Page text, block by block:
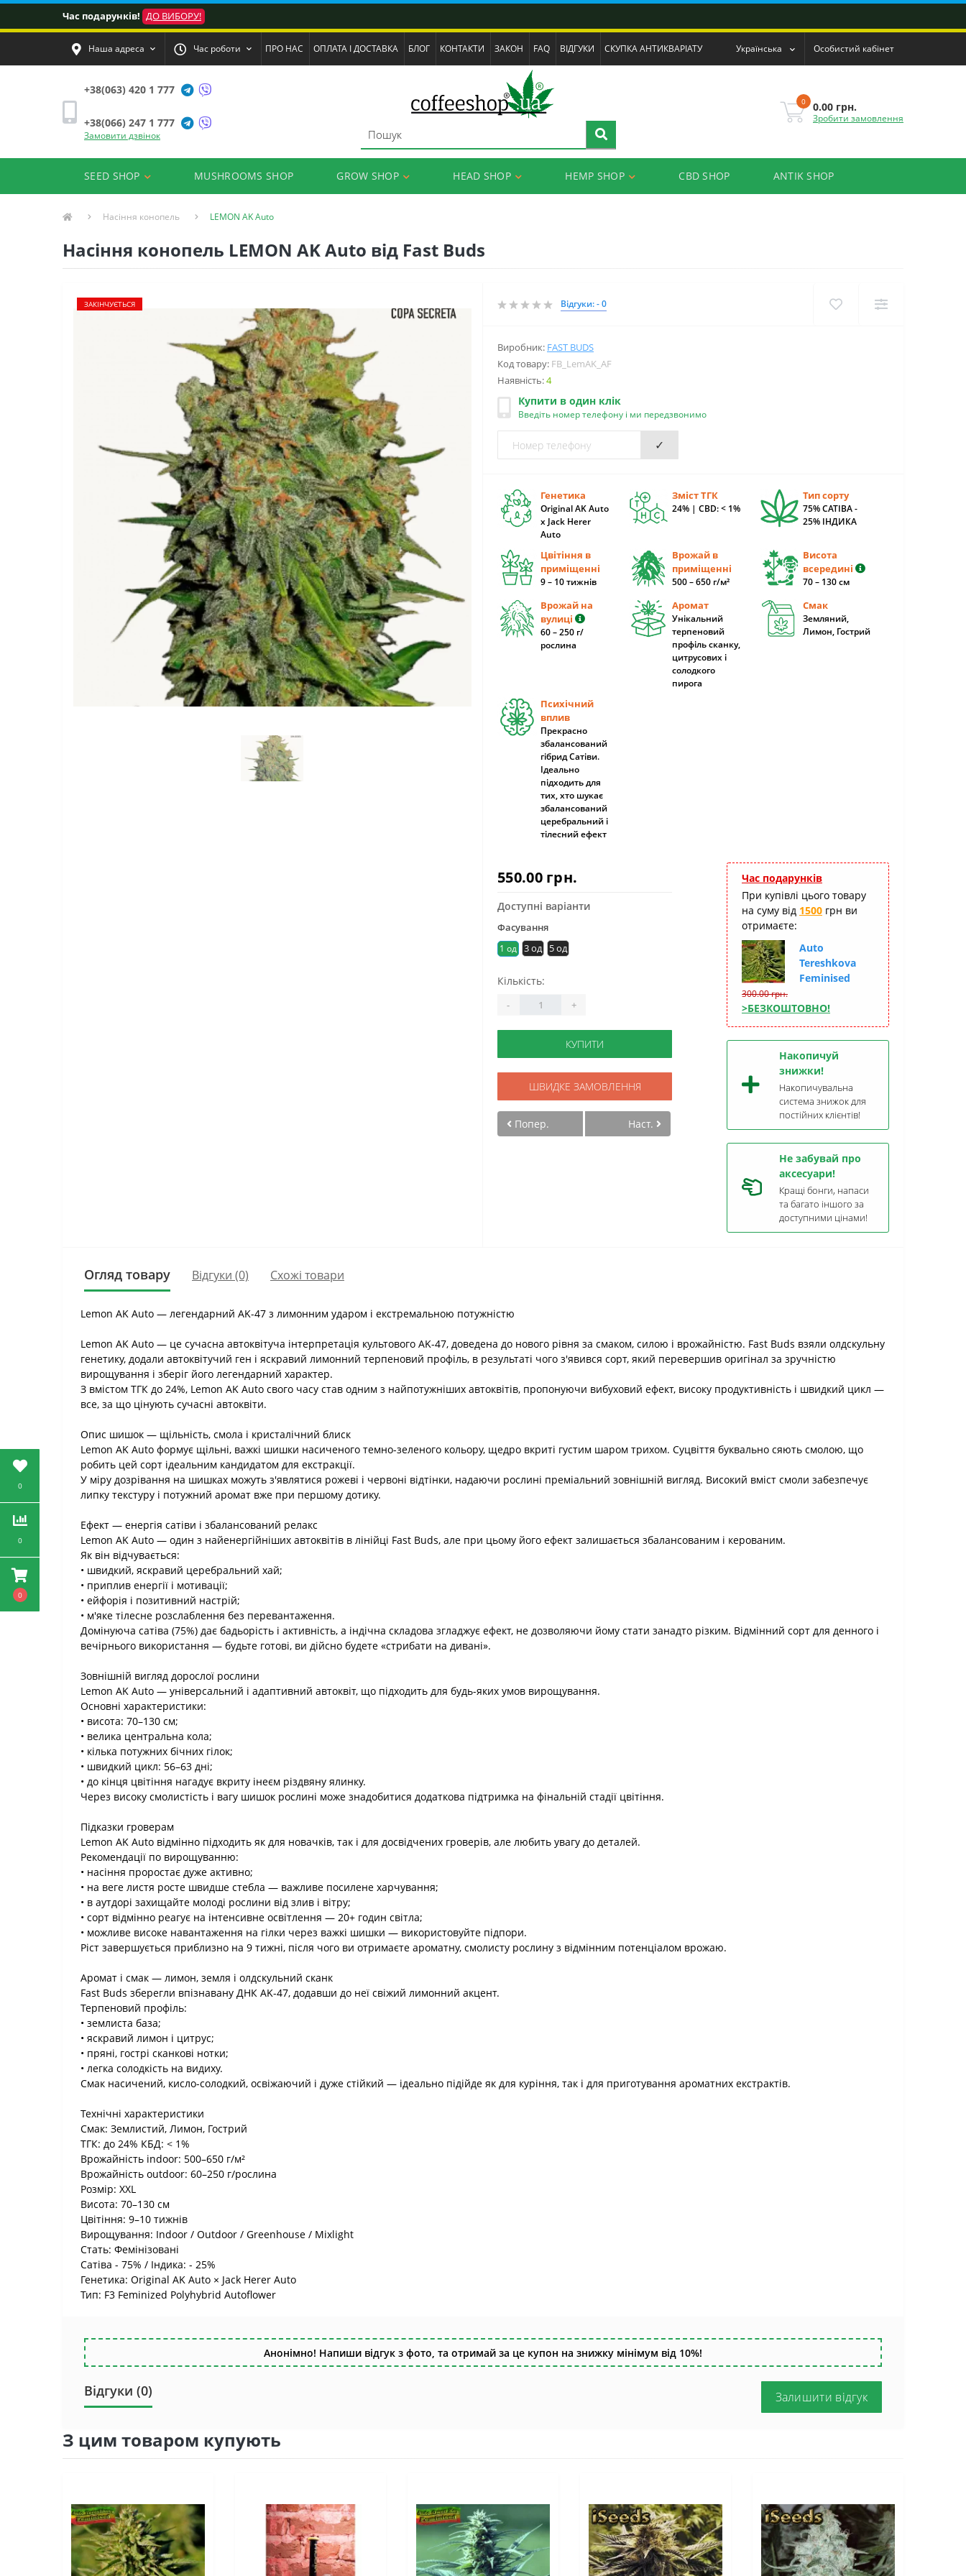
0
0
0
Час подарунків! ДО ВИБОРУ!
Наша адреса Час роботи ПРО НАС ОПЛАТА І ДОСТАВКА БЛОГ КОНТАКТИ ЗАКОН FAQ ВІДГУКИ СКУПКА АНТИКВАРІАТУ Українська Особистий кабінет
+38(063) 420 1 777
+38(066) 247 1 777
Замовити дзвінок
0 0.00 грн.
Зробити замовлення
SEED SHOP MUSHROOMS SHOP GROW SHOP HEAD SHOP HEMP SHOP CBD SHOP ANTIK SHOP
Насіння конопель LEMON AK Auto
Насіння конопель LEMON AK Auto від Fast Buds
ЗАКІНЧУЄТЬСЯ Відгуки: - 0
Виробник: FAST BUDS
Код товару: FB_LemAK_AF
Наявність:4
Купити в один клік
Введіть номер телефону і ми передзвонимо
✓
Генетика
Original AK Auto
x Jack Herer
Auto
Зміст ТГК
24% | CBD: < 1%
Тип сорту
75% САТІВА -
25% ІНДИКА
Цвітіння в
приміщенні
9 – 10 тижнів
Врожай в
приміщенні
500 – 650 г/м²
Висота
всередині
70 – 130 cм
Врожай на
вулиці
60 – 250 г/
рослина
Аромат
Унікальний
терпеновий
профіль сканку,
цитрусових і
солодкого
пирога
Смак
Земляний,
Лимон, Гострий
Психічний
вплив
Прекрасно
збалансований
гібрид Сатіви.
Ідеально
підходить для
тих, хто шукає
збалансований
церебральний і
тілесний ефект
550.00 грн.
Доступні варіанти
Фасування
1 од 3 од 5 од
Кількість:
- +
КУПИТИ
ШВИДКЕ ЗАМОВЛЕННЯ
Попер. Наст.
Час подарунків
При купівлі цього товару
на суму від 1500 грн ви
отримаєте:
Auto
Tereshkova
Feminised
300.00 грн.
>БЕЗКОШТОВНО!
Накопичуй
знижки!
Накопичувальна
система знижок для
постійних клієнтів!
Не забувай про
аксесуари!
Кращі бонги, напаси
та багато іншого за
доступними цінами!
Огляд товару Відгуки (0) Схожі товари
Lemon AK Auto — легендарний AK-47 з лимонним ударом і екстремальною потужністю
Lemon AK Auto — це сучасна автоквітуча інтерпретація культового AK-47, доведена до нового рівня за смаком, силою і врожайністю. Fast Buds взяли олдскульну
генетику, додали автоквітучий ген і яскравий лимонний терпеновий профіль, в результаті чого з'явився сорт, який перевершив оригінал за зручністю
вирощування і зберіг його легендарний характер.
З вмістом ТГК до 24%, Lemon AK Auto свого часу став одним з найпотужніших автоквітів, пропонуючи вибуховий ефект, високу продуктивність і швидкий цикл —
все, за що цінують сучасні автоквіти.
Опис шишок — щільність, смола і кристалічний блиск
Lemon AK Auto формує щільні, важкі шишки насиченого темно-зеленого кольору, щедро вкриті густим шаром трихом. Суцвіття буквально сяють смолою, що
робить цей сорт ідеальним кандидатом для екстракції.
У міру дозрівання на шишках можуть з'являтися рожеві і червоні відтінки, надаючи рослині преміальний зовнішній вигляд. Високий вміст смоли забезпечує
липку текстуру і потужний аромат вже при першому дотику.
Ефект — енергія сатіви і збалансований релакс
Lemon AK Auto — один з найенергійніших автоквітів в лінійці Fast Buds, але при цьому його ефект залишається збалансованим і керованим.
Як він відчувається:
• швидкий, яскравий церебральний хай;
• приплив енергії і мотивації;
• ейфорія і позитивний настрій;
• м'яке тілесне розслаблення без перевантаження.
Домінуюча сатіва (75%) дає бадьорість і активність, а індічна складова згладжує ефект, не дозволяючи йому стати занадто різким. Відмінний сорт для денного і
вечірнього використання — будьте готові, ви дійсно будете «стрибати на дивані».
Зовнішній вигляд дорослої рослини
Lemon AK Auto — універсальний і адаптивний автоквіт, що підходить для будь-яких умов вирощування.
Основні характеристики:
• висота: 70–130 см;
• велика центральна кола;
• кілька потужних бічних гілок;
• швидкий цикл: 56–63 дні;
• до кінця цвітіння нагадує вкриту інеєм різдвяну ялинку.
Через високу смолистість і вагу шишок рослині може знадобитися додаткова підтримка на фінальній стадії цвітіння.
Підказки гроверам
Lemon AK Auto відмінно підходить як для новачків, так і для досвідчених гроверів, але любить увагу до деталей.
Рекомендації по вирощуванню:
• насіння проростає дуже активно;
• на веге листя росте швидше стебла — важливе посилене харчування;
• в аутдорі захищайте молоді рослини від злив і вітру;
• сорт відмінно реагує на інтенсивне освітлення — 20+ годин світла;
• можливе високе навантаження на гілки через важкі шишки — використовуйте підпори.
Ріст завершується приблизно на 9 тижні, після чого ви отримаєте ароматну, смолисту рослину з відмінним потенціалом врожаю.
Аромат і смак — лимон, земля і олдскульний сканк
Fast Buds зберегли впізнавану ДНК AK-47, додавши до неї свіжий лимонний акцент.
Терпеновий профіль:
• землиста база;
• яскравий лимон і цитрус;
• пряні, гострі сканкові нотки;
• легка солодкість на видиху.
Смак насичений, кисло-солодкий, освіжаючий і дуже стійкий — ідеально підійде як для куріння, так і для приготування ароматних екстрактів.
Технічні характеристики
Смак: Землистий, Лимон, Гострий
ТГК: до 24% КБД: < 1%
Врожайність indoor: 500–650 г/м²
Врожайність outdoor: 60–250 г/рослина
Розмір: XXL
Висота: 70–130 см
Цвітіння: 9–10 тижнів
Вирощування: Indoor / Outdoor / Greenhouse / Mixlight
Стать: Фемінізовані
Сатіва - 75% / Індика: - 25%
Генетика: Original AK Auto × Jack Herer Auto
Тип: F3 Feminized Polyhybrid Autoflower
Анонімно! Напиши відгук з фото, та отримай за це купон на знижку мінімум від 10%!
Відгуки (0) Залишити відгук
З цим товаром купують